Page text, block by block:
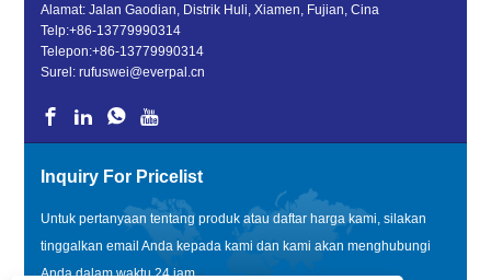
Alamat: Jalan Gaodian, Distrik Huli, Xiamen, Fujian, Cina
Telp:+86-13779990314
Telepon:+86-13779990314
Surel:rufuswei@everpal.cn
Inquiry For Pricelist
Untuk pertanyaan tentang produk atau daftar harga kami, silakan
tinggalkan email Anda kepada kami dan kami akan menghubungi
Anda dalam waktu 24 jam.